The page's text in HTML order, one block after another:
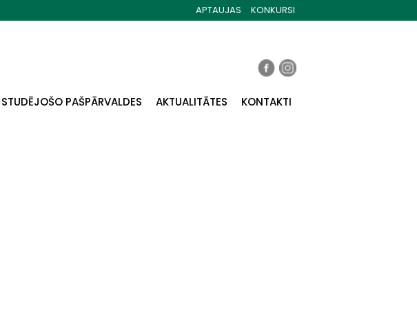
APTAUJAS KONKURSI
PAŠPĀRVALDES AKTUALITĀTES KONTAKTI